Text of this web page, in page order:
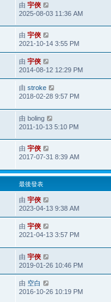
由 宇俠
2025-08-03 11:36 AM
由 宇俠
2021-10-14 3:55 PM
由 宇俠
2014-08-12 12:29 PM
由 stroke
2018-02-28 9:57 PM
由 boling
2011-10-13 5:10 PM
由 宇俠
2017-07-31 8:39 AM
最後發表
由 宇俠
2023-04-13 9:38 AM
由 宇俠
2021-04-13 3:57 PM
由 宇俠
2019-01-26 10:46 PM
由 空白
2016-10-26 10:19 PM